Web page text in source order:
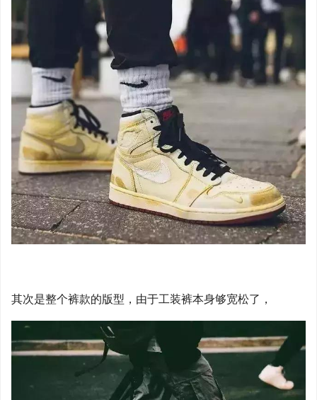
其次是整个裤款的版型，由于工装裤本身够宽松了，